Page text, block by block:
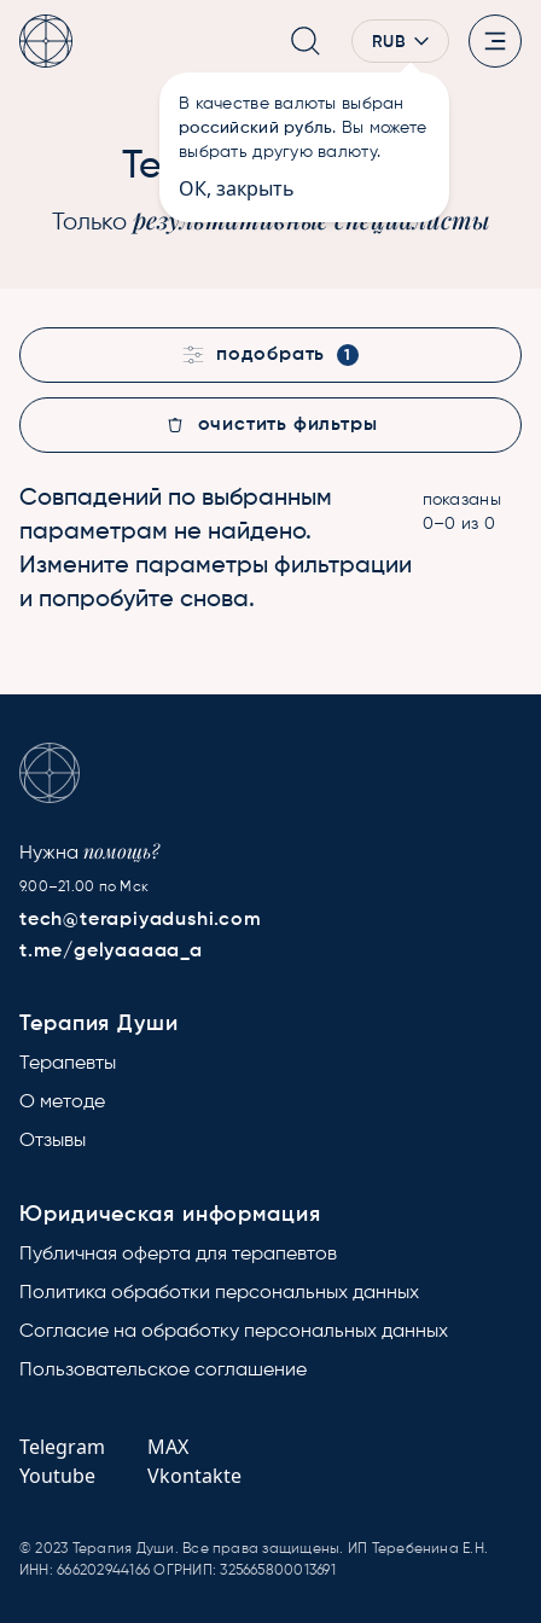
RUB
В качестве валюты выбран
российский рубль. Вы можете
выбрать другую валюту.
ОК, закрыть
Главная — Терапевты
ТерапевтыДуши
Только результативные специалисты
1
подобрать
очистить фильтры
Совпадений по выбранным
параметрам не найдено.
Измените параметры фильтрации
и попробуйте снова.
показаны
0–0 из 0
Нужна помощь?
9.00–21.00 по Мск
tech@terapiyadushi.com
t.me/gelyaaaaa_a
Терапия Души
Терапевты
О методе
Отзывы
Юридическая информация
Публичная оферта для терапевтов
Политика обработки персональных данных
Согласие на обработку персональных данных
Пользовательское соглашение
Telegram
MAX
Youtube
Vkontakte
© 2023 Терапия Души. Все права защищены. ИП Теребенина Е.Н.
ИНН: 666202944166 ОГРНИП: 325665800013691